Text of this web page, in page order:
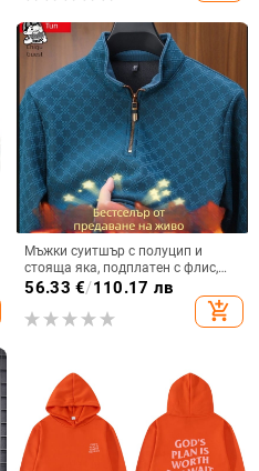
Мъжки суитшър с полуцип и
стояща яка, подплатен с флис,
топло зимно базово горнище,
56.33 €/110.17 лв
add_shopping_cart